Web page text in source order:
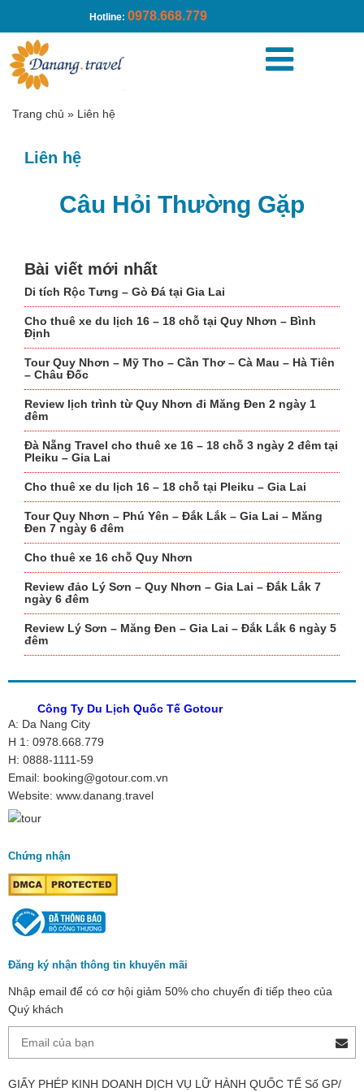
Hotline: 0978.668.779
Trang chủ » Liên hệ
Liên hệ
Câu Hỏi Thường Gặp
Bài viết mới nhất
Di tích Rộc Tưng – Gò Đá tại Gia Lai
Cho thuê xe du lịch 16 – 18 chỗ tại Quy Nhơn – Bình
Định
Tour Quy Nhơn – Mỹ Tho – Cần Thơ – Cà Mau – Hà Tiên
– Châu Đốc
Review lịch trình từ Quy Nhơn đi Măng Đen 2 ngày 1
đêm
Đà Nẵng Travel cho thuê xe 16 – 18 chỗ 3 ngày 2 đêm tại
Pleiku – Gia Lai
Cho thuê xe du lịch 16 – 18 chỗ tại Pleiku – Gia Lai
Tour Quy Nhơn – Phú Yên – Đắk Lắk – Gia Lai – Măng
Đen 7 ngày 6 đêm
Cho thuê xe 16 chỗ Quy Nhơn
Review đảo Lý Sơn – Quy Nhơn – Gia Lai – Đắk Lắk 7
ngày 6 đêm
Review Lý Sơn – Măng Đen – Gia Lai – Đắk Lắk 6 ngày 5
đêm
Công Ty Du Lịch Quốc Tế Gotour
A: Da Nang City
H 1: 0978.668.779
H: 0888-1111-59
Email: booking@gotour.com.vn
Website: www.danang.travel
Chứng nhận
Đăng ký nhận thông tin khuyến mãi
Nhập email để có cơ hội giảm 50% cho chuyến đi tiếp theo của
Quý khách
GIẤY PHÉP KINH DOANH DỊCH VỤ LỮ HÀNH QUỐC TẾ Số GP/